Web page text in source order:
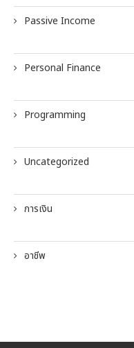
Passive Income
Personal Finance
Programming
Uncategorized
การเงิน
อาชีพ